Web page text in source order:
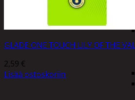
GLADE ONE TOUCH LILY OF THE
2,59 €
Lisää ostoskoriin